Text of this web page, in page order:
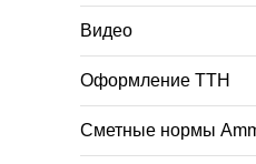
Видео
Оформление ТТН
Сметные нормы